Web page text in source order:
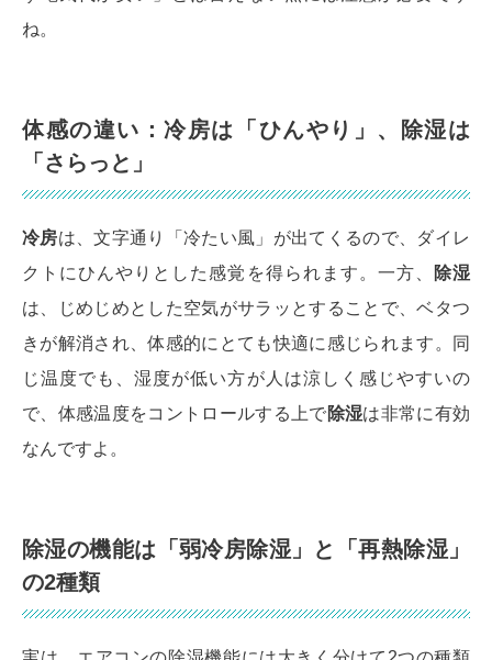
ね。
体感の違い：冷房は「ひんやり」、除湿は
「さらっと」
冷房は、文字通り「冷たい風」が出てくるので、ダイレ
クトにひんやりとした感覚を得られます。一方、
除湿
は、じめじめとした空気がサラッとすることで、ベタつ
きが解消され、体感的にとても快適に感じられます。同
じ温度でも、湿度が低い方が人は涼しく感じやすいの
で、体感温度をコントロールする上で除湿は非常に有効
なんですよ。
除湿の機能は「弱冷房除湿」と「再熱除湿」
の2種類